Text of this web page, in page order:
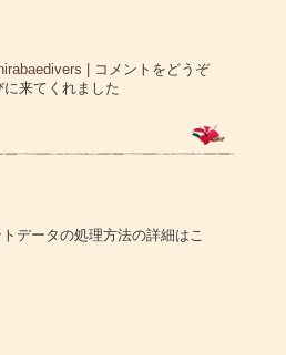
コメントをどうぞ
来てくれました
トデータの処理方法の詳細はこ